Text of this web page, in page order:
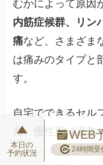
むかによって原因
内筋症候群、リン
痛など、さまざま
は痛みのタイプと
す。
自宅でできるセル
却、慢性期は温熱
ストレッチ、エル
本日の
予約状況
WEB
24時間受